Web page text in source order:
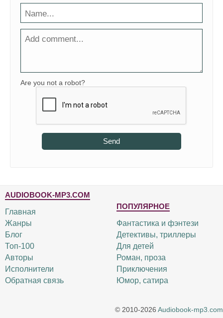
Are you not a robot?
Send
AUDIOBOOK-MP3.COM
Главная
Жанры
Блог
Топ-100
Авторы
Исполнители
Обратная связь
ПОПУЛЯРНОЕ
Фантастика и фэнтези
Детективы, триллеры
Для детей
Роман, проза
Приключения
Юмор, сатира
© 2010-2026 Audiobook-mp3.com